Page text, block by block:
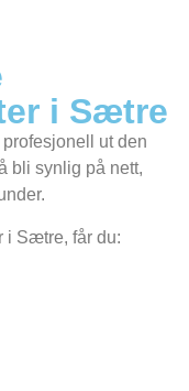
i Sætre
ut den
bli synlig på nett,
i Sætre, får du: